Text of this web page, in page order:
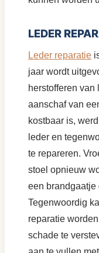
LEDER
Leder reparatie
jaar wordt
herstofferen van
aanschaf van
kostbaar is,
leder en
te repareren.
stoel opnieuw
een brandgaatje
Tegenwoordig
reparatie
schade te